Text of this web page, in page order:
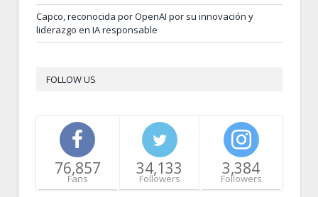
Capco, reconocida por OpenAI por su innovación y
liderazgo en IA responsable
FOLLOW US
76,857
Fans
34,133
Followers
3,384
Followers